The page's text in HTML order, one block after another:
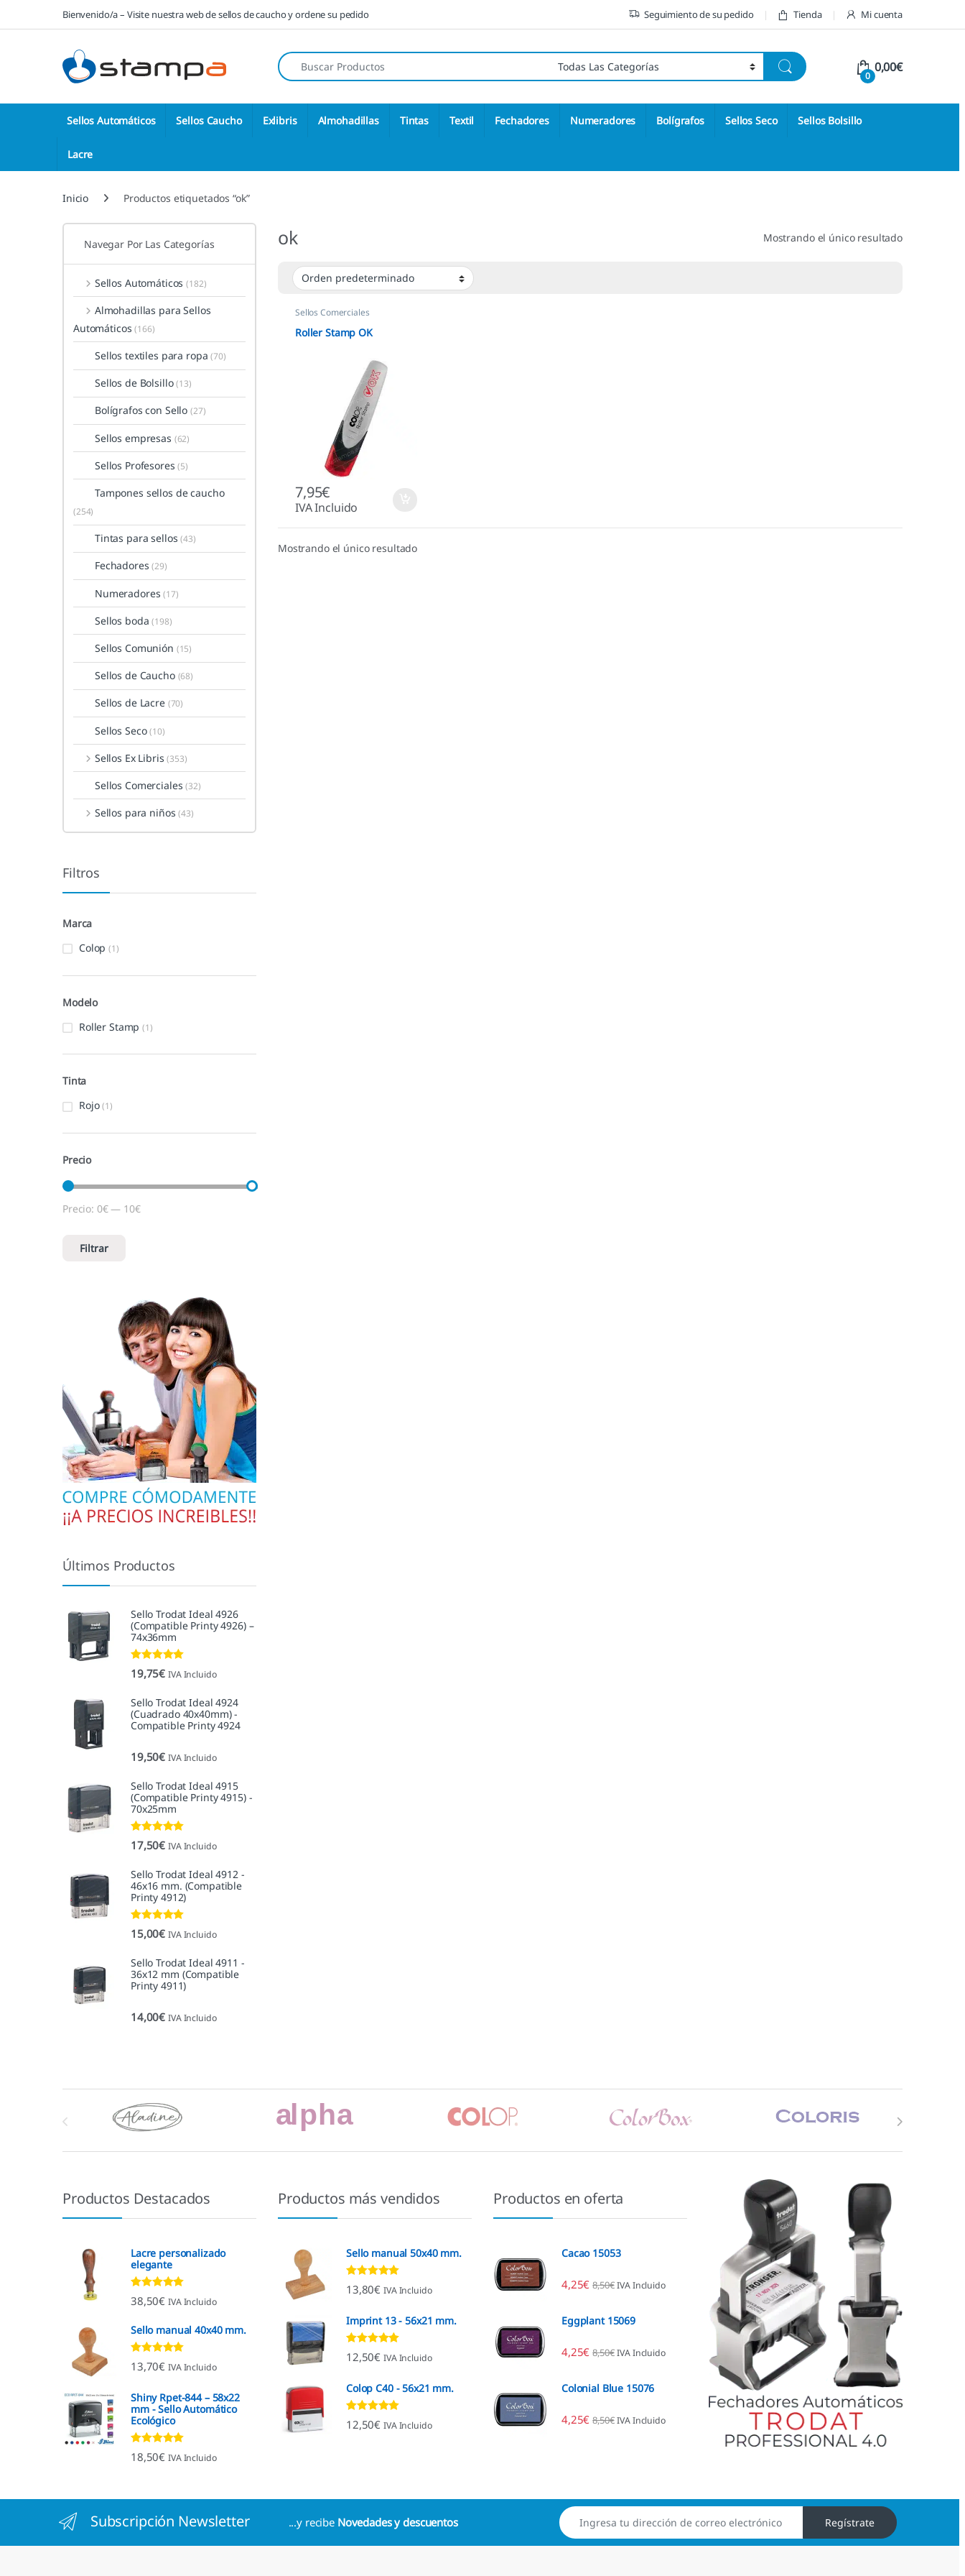
Saltar a la navegación
Saltar al contenidoBienvenido/a – Visite nuestra web de sellos de caucho y ordene su pedido Seguimiento de su pedido Tienda Mi cuenta
Búsqueda de:
0
0,00€
Sellos Automáticos Sellos Caucho Exlibris Almohadillas Tintas Textil Fechadores Numeradores Bolígrafos Sellos Seco Sellos Bolsillo
Lacre
Inicio Productos etiquetados “ok”
ok Mostrando el único resultado
Sellos Comerciales
Roller Stamp OK
7,95€
IVA Incluido
Mostrando el único resultado
Navegar Por Las Categorías
Sellos Automáticos(182)
Almohadillas para Sellos
Automáticos(166)
Sellos textiles para ropa(70)
Sellos de Bolsillo(13)
Bolígrafos con Sello(27)
Sellos empresas (62)
Sellos Profesores(5)
Tampones sellos de caucho
(254)
Tintas para sellos(43)
Fechadores(29)
Numeradores(17)
Sellos boda(198)
Sellos Comunión (15)
Sellos de Caucho (68)
Sellos de Lacre (70)
Sellos Seco(10)
Sellos Ex Libris(353)
Sellos Comerciales(32)
Sellos para niños(43)
Filtros
Marca
Colop (1)
Modelo
Roller Stamp (1)
Tinta
Rojo (1)
Precio
Precio mínimo
Precio máximo
Filtrar
Precio: 0€— 10€
Últimos Productos
Sello Trodat Ideal 4926
(Compatible Printy 4926) –
74x36mm
Valorado con
5.00de 5
19,75€ IVA Incluido
Sello Trodat Ideal 4924
(Cuadrado 40x40mm) -
Compatible Printy 4924
19,50€ IVA Incluido
Sello Trodat Ideal 4915
(Compatible Printy 4915) -
70x25mm
Valorado con
5.00de 5
17,50€ IVA Incluido
Sello Trodat Ideal 4912 -
46x16 mm. (Compatible
Printy 4912)
Valorado con
5.00de 5
15,00€ IVA Incluido
Sello Trodat Ideal 4911 -
36x12 mm (Compatible
Printy 4911)
14,00€ IVA Incluido
Marcas De Carrusel
Productos Destacados
Lacre personalizado
elegante
Valorado con
4.92de 5
38,50€ IVA Incluido
Sello manual 40x40 mm.
Valorado con
4.96de 5
13,70€ IVA Incluido
Shiny Rpet-844 – 58x22
mm - Sello Automático
Ecológico
Valorado con
4.96de 5
18,50€ IVA Incluido
Productos más vendidos
Sello manual 50x40 mm.
Valorado con
4.80de 5
13,80€ IVA Incluido
Imprint 13 - 56x21 mm.
Valorado con
4.96de 5
12,50€ IVA Incluido
Colop C40 - 56x21 mm.
Valorado con
4.89de 5
12,50€ IVA Incluido
Productos en oferta
Cacao 15053
4,25€ 8,50€ IVA Incluido
Eggplant 15069
4,25€ 8,50€ IVA Incluido
Colonial Blue 15076
4,25€ 8,50€ IVA Incluido
Subscripción Newsletter ...y recibe Novedades y descuentos Regístrate